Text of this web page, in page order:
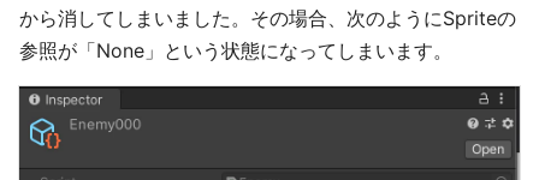
から消してしまいました。その場合、次のようにSpriteの
参照が「None」という状態になってしまいます。